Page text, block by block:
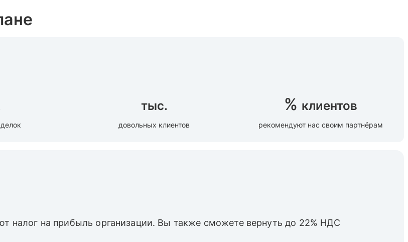
тыс.
довольных клиентов
% клиентов
рекомендуют нас своим партнёрам
налог на прибыль организации. Вы также cможете вернуть до 22% НДС